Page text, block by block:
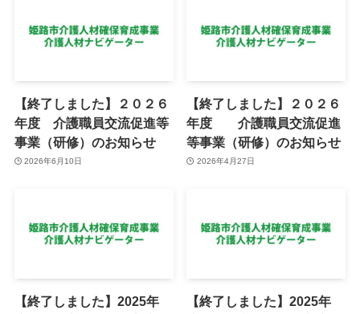
【終了しました】２０２６
年度 介護職員交流促進等
事業（研修）のお知らせ
2026年6月10日
【終了しました】２０２６
年度 介護職員交流促進
等事業（研修）のお知らせ
2026年4月27日
【終了しました】2025年
【終了しました】2025年